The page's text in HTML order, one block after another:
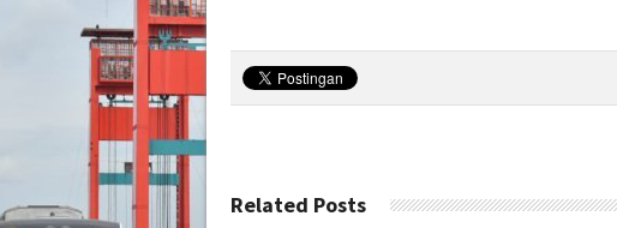
Related Posts